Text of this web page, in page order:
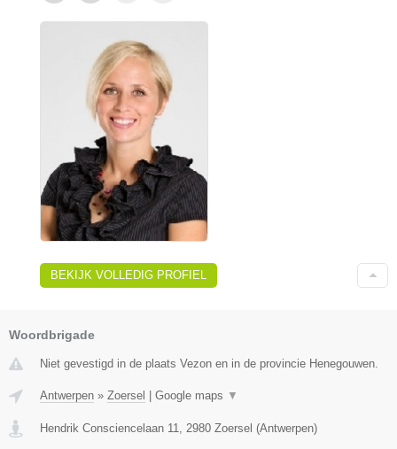
BEKIJK VOLLEDIG PROFIEL
Woordbrigade
Niet gevestigd in de plaats Vezon en in de provincie Henegouwen.
Antwerpen » Zoersel Google maps ▼
Hendrik Consciencelaan 11, 2980 Zoersel (Antwerpen)